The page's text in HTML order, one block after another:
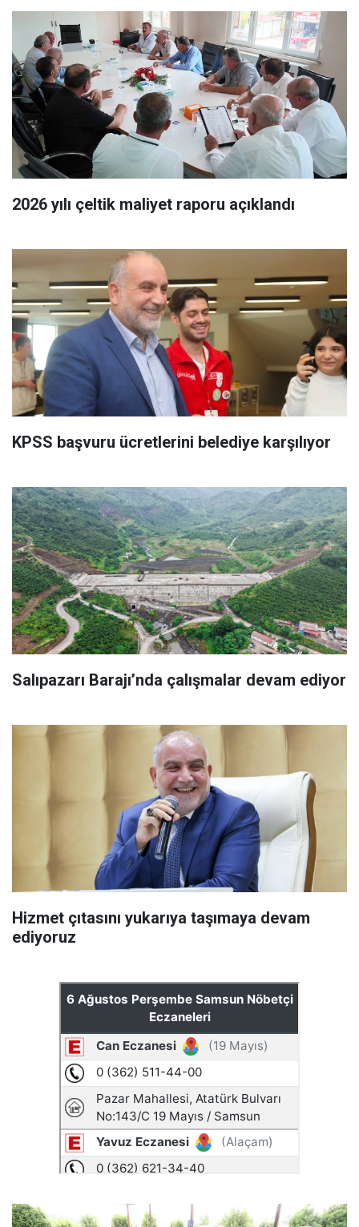
2026 yılı çeltik maliyet raporu açıklandı
KPSS başvuru ücretlerini belediye karşılıyor
Salıpazarı Barajı’nda çalışmalar devam ediyor
Hizmet çıtasını yukarıya taşımaya devam
ediyoruz